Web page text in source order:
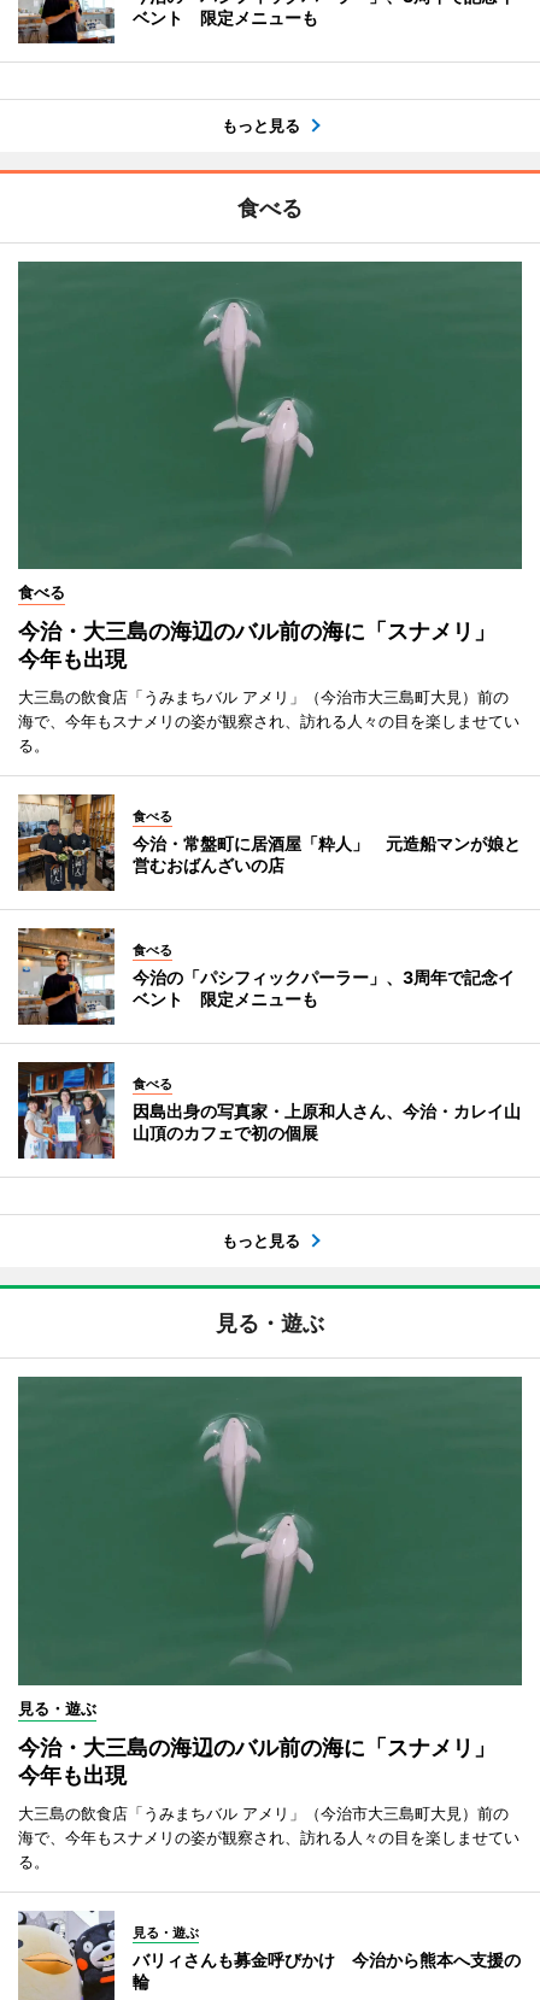
ベント 限定メニューも
もっと見る
食べる
食べる
今治・大三島の海辺のバル前の海に「スナメリ」
今年も出現
大三島の飲食店「うみまちバル アメリ」（今治市大三島町大見）前の
海で、今年もスナメリの姿が観察され、訪れる人々の目を楽しませてい
る。
食べる
今治・常盤町に居酒屋「粋人」 元造船マンが娘と
営むおばんざいの店
食べる
今治の「パシフィックパーラー」、3周年で記念イ
ベント 限定メニューも
食べる
因島出身の写真家・上原和人さん、今治・カレイ山
山頂のカフェで初の個展
もっと見る
見る・遊ぶ
見る・遊ぶ
今治・大三島の海辺のバル前の海に「スナメリ」
今年も出現
大三島の飲食店「うみまちバル アメリ」（今治市大三島町大見）前の
海で、今年もスナメリの姿が観察され、訪れる人々の目を楽しませてい
る。
見る・遊ぶ
バリィさんも募金呼びかけ 今治から熊本へ支援の
輪